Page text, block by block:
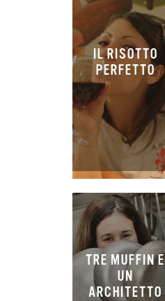
IL RISOTTO
PERFETTO
TRE MUFFIN E
UN
ARCHITETTO